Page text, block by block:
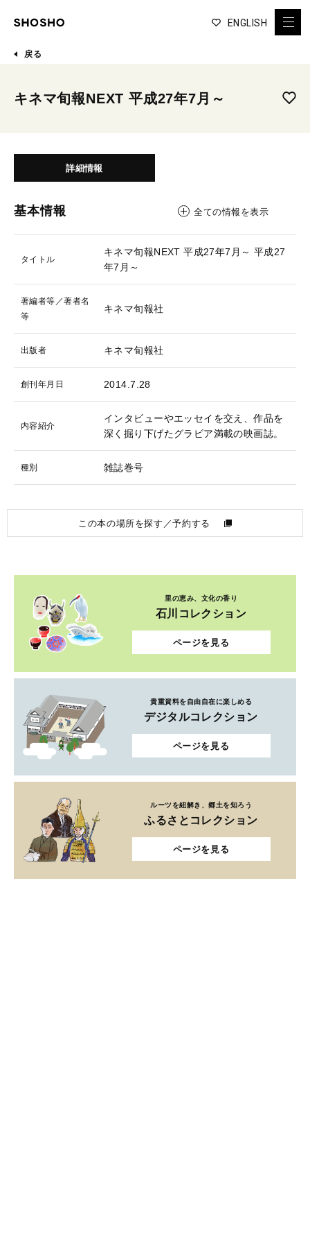
ENGLISH
戻る
キネマ旬報NEXT 平成27年7月～
詳細情報
基本情報 全ての情報を表示
タイトル
キネマ旬報NEXT 平成27年7月～ 平成27
年7月～
著編者等／著者名
等
キネマ旬報社
出版者 キネマ旬報社
創刊年月日 2014.7.28
内容紹介
インタビューやエッセイを交え、作品を
深く掘り下げたグラビア満載の映画誌。
種別 雑誌巻号
この本の場所を探す／予約する
里の恵み、文化の香り
石川コレクション
ページを見る
貴重資料を自由自在に楽しめる
デジタルコレクション
ページを見る
ルーツを紐解き、郷土を知ろう
ふるさとコレクション
ページを見る